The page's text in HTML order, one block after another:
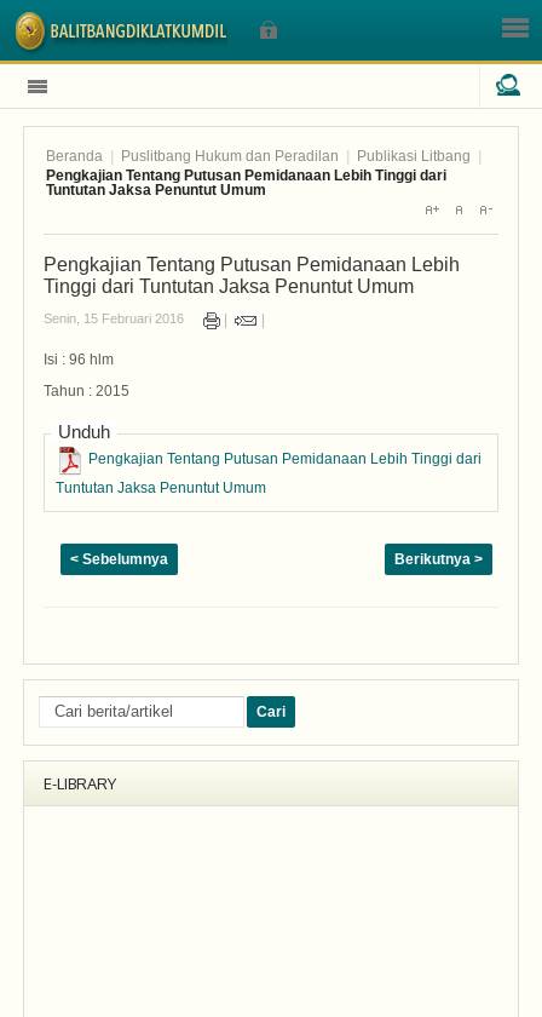
Beranda Puslitbang Hukum dan Peradilan Publikasi Litbang
Pengkajian Tentang Putusan Pemidanaan Lebih Tinggi dari
Tuntutan Jaksa Penuntut Umum
Pengkajian Tentang Putusan Pemidanaan Lebih
Tinggi dari Tuntutan Jaksa Penuntut Umum
Senin, 15 Februari 2016
Isi : 96 hlm
Tahun : 2015
Unduh
Pengkajian Tentang Putusan Pemidanaan Lebih Tinggi dari
Tuntutan Jaksa Penuntut Umum
< Sebelumnya Berikutnya >
E-LIBRARY
Sign In
Nama Pengguna
Sandi
Lupa Nama Pengguna?